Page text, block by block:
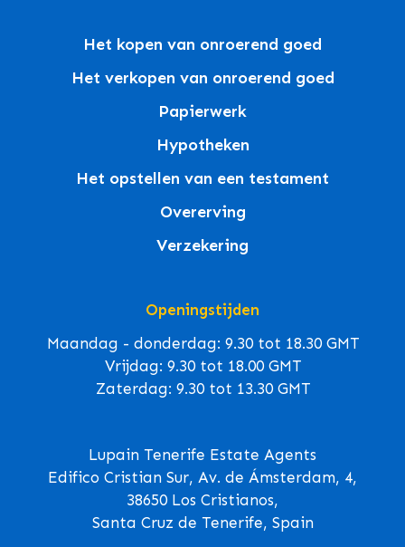
Het kopen van onroerend goed
Het verkopen van onroerend goed
Papierwerk
Hypotheken
Het opstellen van een testament
Overerving
Verzekering
Openingstijden
Maandag - donderdag: 9.30 tot 18.30 GMT
Vrijdag: 9.30 tot 18.00 GMT
Zaterdag: 9.30 tot 13.30 GMT
Lupain Tenerife Estate Agents
Edifico Cristian Sur, Av. de Ámsterdam, 4,
38650 Los Cristianos,
Santa Cruz de Tenerife, Spain